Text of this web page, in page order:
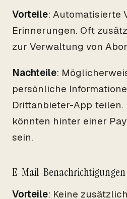
Vorteile: Automatisierte
Erinnerungen. Oft
zur Verwaltung von
Nachteile:
persönliche
Drittanbieter-App teilen.
könnten hinter einer
sein.
E-Mail-Benachrichtigungen
Vorteile: Keine